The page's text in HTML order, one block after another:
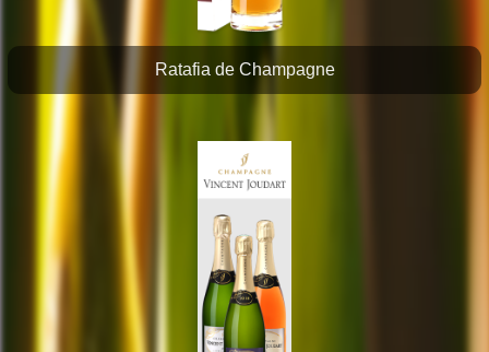
Ratafia de Champagne